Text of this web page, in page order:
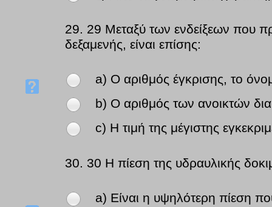
29. 29 Μεταξύ των ενδείξεων που
δεξαμενής, είναι επίσης:
a) Ο αριθμός έγκρισης, το
b) Ο αριθμός των ανοικτών
c) Η τιμή της μέγιστης
30. 30 Η πίεση της υδραυλικής
a) Είναι η υψηλότερη πίεση